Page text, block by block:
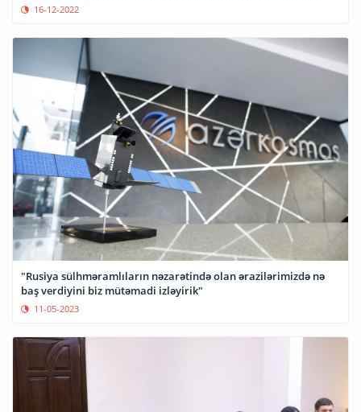
16-12-2022
"Rusiya sülhməramlıların nəzarətində olan ərazilərimizdə nə
baş verdiyini biz mütəmadi izləyirik"
11-05-2023